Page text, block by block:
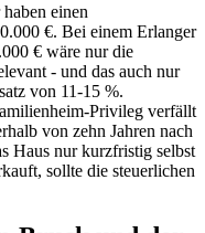
einen
€. Bei einem Erlanger
€ wäre nur die
- und das auch nur
von 11-15 %.
Privileg verfällt
von zehn Jahren nach
Haus nur kurzfristig selbst
sollte die steuerlichen